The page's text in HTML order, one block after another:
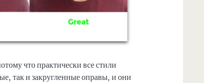
что практически все стили
так и закругленные оправы, и они